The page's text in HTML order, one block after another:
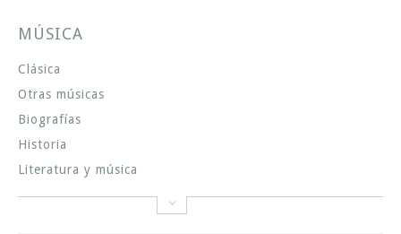
MÚSICA
Clásica
Otras músicas
Biografías
Historia
Literatura y música